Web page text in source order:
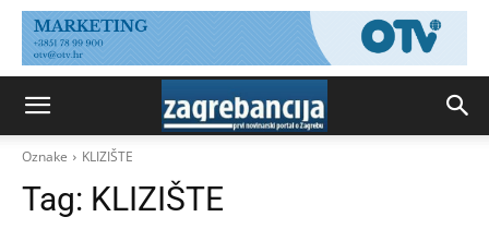
Oznake KLIZIŠTE
Tag: KLIZIŠTE